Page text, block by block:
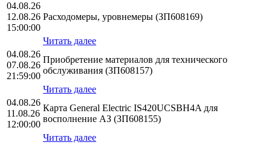
04.08.26
12.08.26
15:00:00
Расходомеры, уровнемеры (ЗП608169)
Читать далее
04.08.26
07.08.26
21:59:00
Приобретение материалов для технического
обслуживания (ЗП608157)
Читать далее
04.08.26
11.08.26
12:00:00
Карта General Electric IS420UCSBH4A для
восполнение АЗ (ЗП608155)
Читать далее